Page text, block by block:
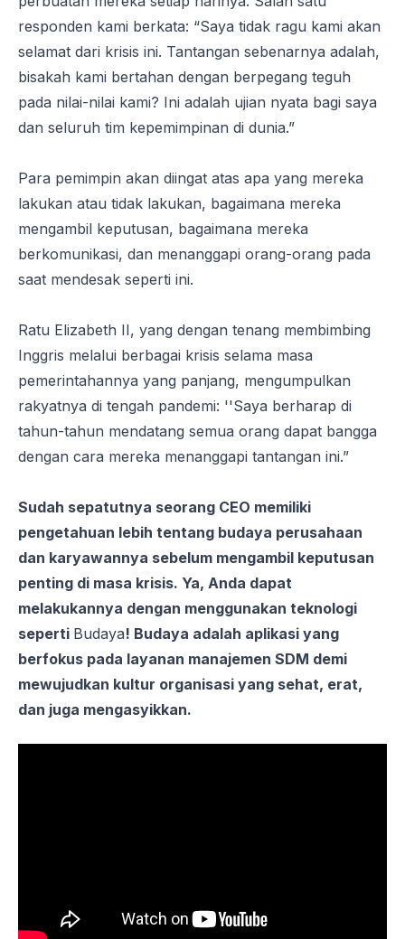
responden kami berkata: “Saya tidak ragu kami akan
selamat dari krisis ini. Tantangan sebenarnya adalah,
bisakah kami bertahan dengan berpegang teguh
pada nilai-nilai kami? Ini adalah ujian nyata bagi saya
dan seluruh tim kepemimpinan di dunia.”
Para pemimpin akan diingat atas apa yang mereka
lakukan atau tidak lakukan, bagaimana mereka
mengambil keputusan, bagaimana mereka
berkomunikasi, dan menanggapi orang-orang pada
saat mendesak seperti ini.
Ratu Elizabeth II, yang dengan tenang membimbing
Inggris melalui berbagai krisis selama masa
pemerintahannya yang panjang, mengumpulkan
rakyatnya di tengah pandemi: ''Saya berharap di
tahun-tahun mendatang semua orang dapat bangga
dengan cara mereka menanggapi tantangan ini.”
Sudah sepatutnya seorang CEO memiliki
pengetahuan lebih tentang budaya perusahaan
dan karyawannya sebelum mengambil keputusan
penting di masa krisis. Ya, Anda dapat
melakukannya dengan menggunakan teknologi
seperti Budaya! Budaya adalah aplikasi yang
berfokus pada layanan manajemen SDM demi
mewujudkan kultur organisasi yang sehat, erat,
dan juga mengasyikkan.